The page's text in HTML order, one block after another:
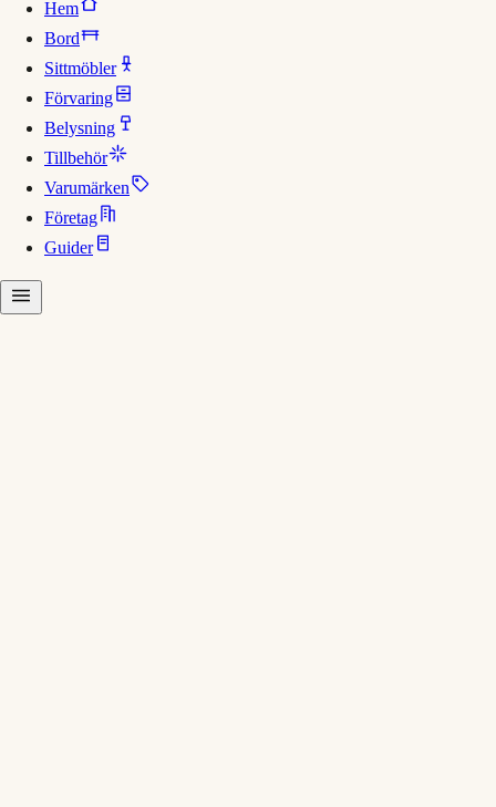
Hem
Bord
Sittmöbler
Förvaring
Belysning
Tillbehör
Varumärken
Företag
Guider